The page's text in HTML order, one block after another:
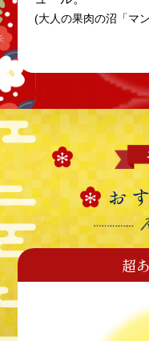
(大人の果肉の沼「マ
お
超